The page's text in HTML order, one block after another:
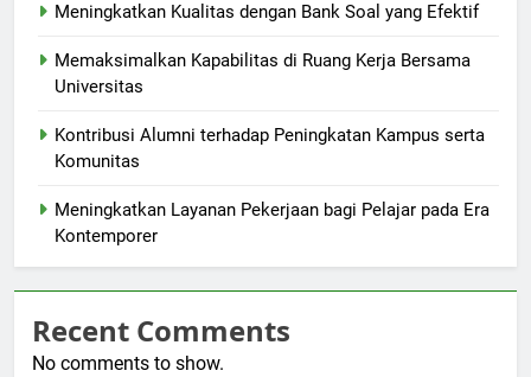
Meningkatkan Kualitas dengan Bank Soal yang Efektif
Memaksimalkan Kapabilitas di Ruang Kerja Bersama
Universitas
Kontribusi Alumni terhadap Peningkatan Kampus serta
Komunitas
Meningkatkan Layanan Pekerjaan bagi Pelajar pada Era
Kontemporer
Recent Comments
No comments to show.